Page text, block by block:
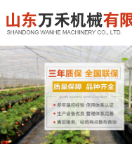
企业首页企业简介企业产品工